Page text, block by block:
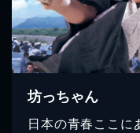
坊っちゃん
日本の青春ここに